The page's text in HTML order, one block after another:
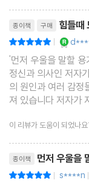
종이책 구매 힘들때
|
'먼저 우울을 말할
정신과 의사인 저자
의 원인과 여러 감정
져 있습니다 저자가
이 리뷰가 도움이 되었나
종이책 먼저 우울을
| s****n |